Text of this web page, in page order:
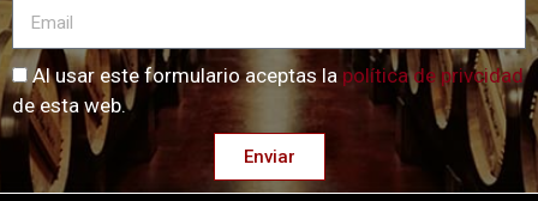
Al usar este formulario aceptas la política de privcidad
de esta web.
Enviar